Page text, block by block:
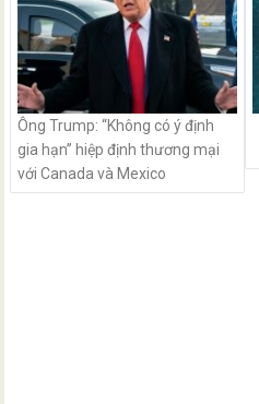
Ông Trump: “Không có ý định
gia hạn” hiệp định thương mại
với Canada và Mexico